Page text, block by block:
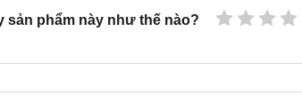
sản phẩm này như thế nào? 4
3
2 sao
1 sao